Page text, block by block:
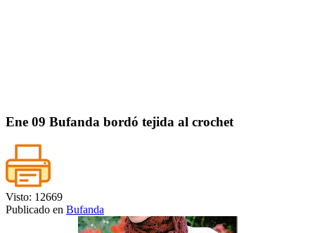
Ene 09 Bufanda bordó tejida al crochet
Visto: 12669
Publicado en Bufanda